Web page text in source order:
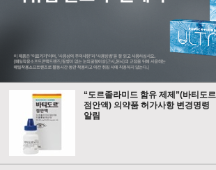
“도르졸라미드 함유 제제”(바티도르
점안액) 의약품 허가사항 변경명령
알림